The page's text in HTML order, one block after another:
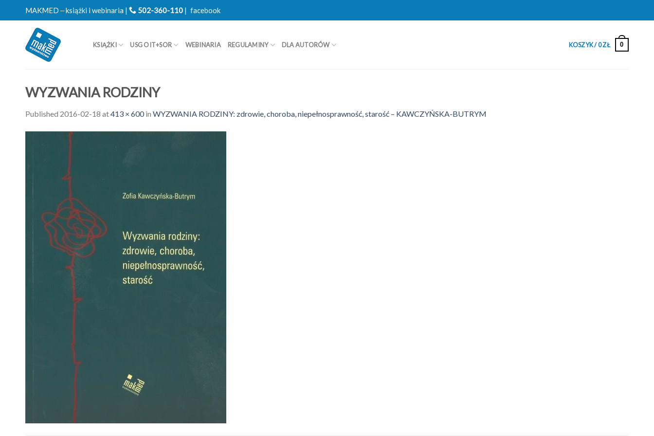
MAKMED ‒ książki i webinaria | 502-360-110 | facebook
KSIĄŻKI USG OIT+SOR WEBINARIA REGULAMINY DLA AUTORÓW KOSZYK /0ZŁ 0
WYZWANIA RODZINY
Published 2016-02-18 at413 × 600in WYZWANIA RODZINY: zdrowie, choroba, niepełnosprawność, starość – KAWCZYŃSKA-BUTRYM